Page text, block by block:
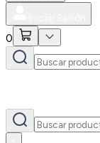
0